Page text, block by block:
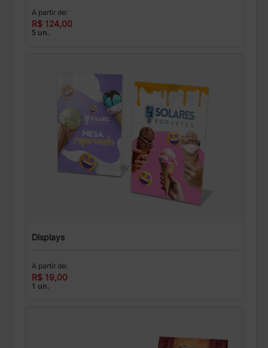
A partir de:
R$ 124,00
5 un.
Displays
A partir de:
R$ 19,00
1 un.